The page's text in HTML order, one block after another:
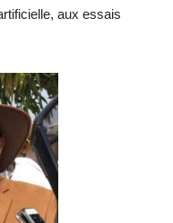
aux essais